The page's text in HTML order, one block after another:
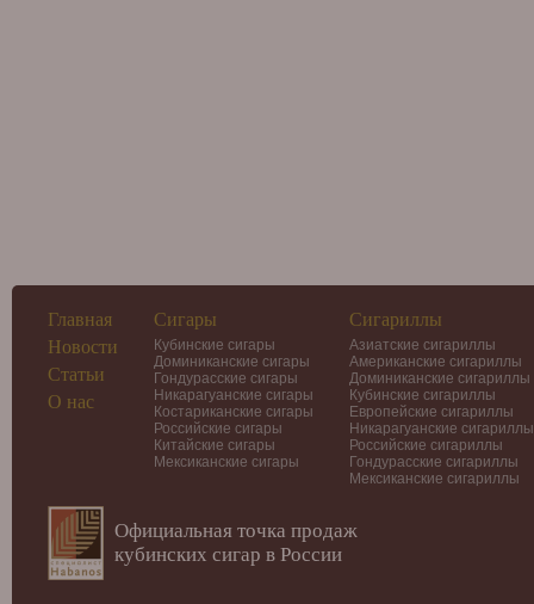
Главная
Новости
Статьи
О нас
Сигары
Кубинские сигары
Доминиканские сигары
Гондурасские сигары
Никарагуанские сигары
Костариканские сигары
Российские сигары
Китайские сигары
Мексиканские сигары
Сигариллы
Азиатские сигариллы
Американские сигариллы
Доминиканские сигариллы
Кубинские сигариллы
Европейские сигариллы
Никарагуанские сигариллы
Российские сигариллы
Гондурасские сигариллы
Мексиканские сигариллы
Официальная точка продаж
кубинских сигар в России